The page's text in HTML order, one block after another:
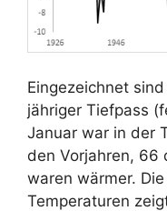
Eingezeichnet
jähriger Tiefpass
Januar war in der
den Vorjahren, 66
waren wärmer.
Temperaturen